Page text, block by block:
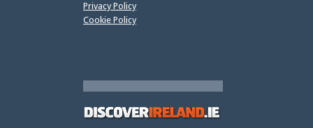
Privacy Policy
Cookie Policy